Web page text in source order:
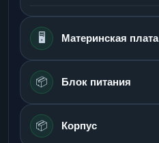
🖥️ Материнская плата
📦 Блок питания
📦 Корпус